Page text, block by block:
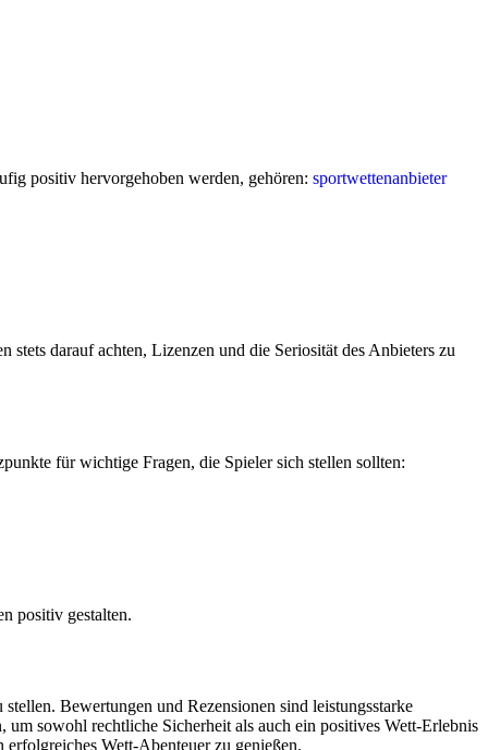
positiv hervorgehoben werden, gehören: sportwettenanbieter
stets darauf achten, Lizenzen und die Seriosität des Anbieters zu
für wichtige Fragen, die Spieler sich stellen sollten:
positiv gestalten.
Bewertungen und Rezensionen sind leistungsstarke
sowohl rechtliche Sicherheit als auch ein positives Wett-Erlebnis
Wett-Abenteuer zu genießen.